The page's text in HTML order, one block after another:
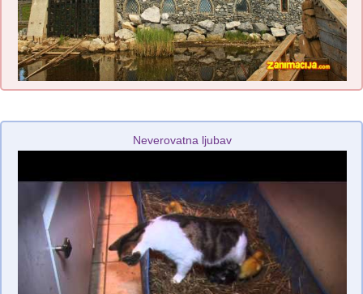
Neverovatna ljubav